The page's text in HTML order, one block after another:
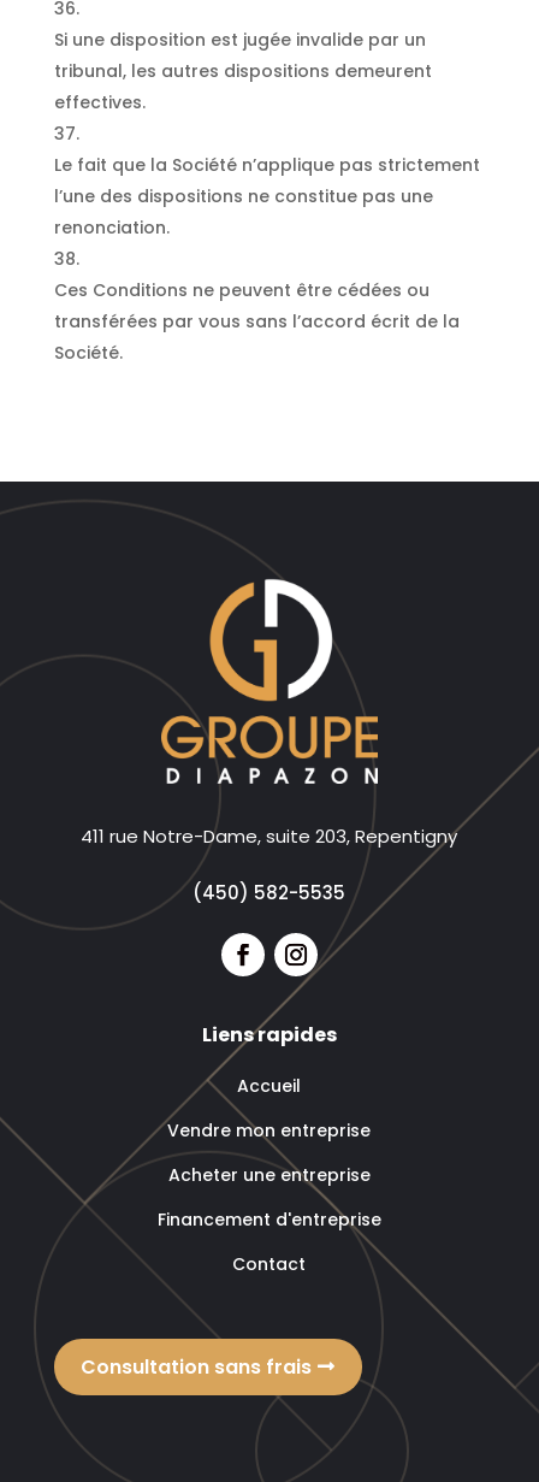
Si une disposition est jugée invalide par un
tribunal, les autres dispositions demeurent
effectives.
Le fait que la Société n’applique pas strictement
l’une des dispositions ne constitue pas une
renonciation.
Ces Conditions ne peuvent être cédées ou
transférées par vous sans l’accord écrit de la
Société.
411 rue Notre-Dame, suite 203, Repentigny
(450) 582-5535
Liens rapides
Accueil
Vendre mon entreprise
Acheter une entreprise
Financement d'entreprise
Contact
Consultation sans frais